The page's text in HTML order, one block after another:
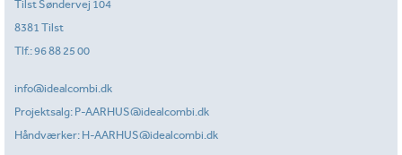
Tilst Søndervej 104
8381 Tilst
Tlf.:96 88 25 00
info@idealcombi.dk
Projektsalg: P-AARHUS@idealcombi.dk
Håndværker: H-AARHUS@idealcombi.dk